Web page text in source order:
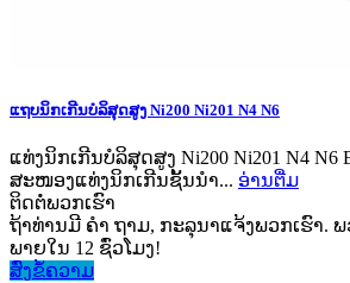
ແຖບນິກເກີນບໍລິສຸດສູງ Ni200 Ni201 N4 N6
ແທ່ງນິກເກີນບໍລິສຸດສູງ Ni200 Ni201 N4 N6
ສະໜອງແທ່ງນິກເກີນຊັ້ນນໍາ... ອ່ານ​ຕື່ມ
ຕິດ​ຕໍ່​ພວກ​ເຮົາ
ຖ້າທ່ານມີ ຄຳ ຖາມ, ກະລຸນາແຈ້ງພວກເຮົາ.
ພາຍໃນ 12 ຊົ່ວໂມງ!
ສົ່ງ​ຂໍ້​ຄວາມ